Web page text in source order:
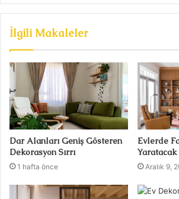
İlgili Makaleler
Dar Alanları Geniş Gösteren
Dekorasyon Sırrı
1 hafta önce
Evlerde
Yaratacak
Aralık 9,